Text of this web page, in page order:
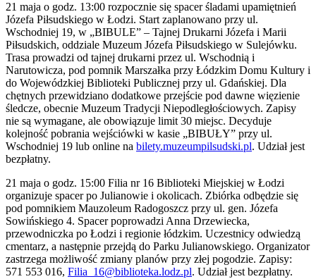
21 maja o godz. 13:00 rozpocznie się spacer śladami upamiętnień
Józefa Piłsudskiego w Łodzi. Start zaplanowano przy ul.
Wschodniej 19, w „BIBULE” – Tajnej Drukarni Józefa i Marii
Piłsudskich, oddziale Muzeum Józefa Piłsudskiego w Sulejówku.
Trasa prowadzi od tajnej drukarni przez ul. Wschodnią i
Narutowicza, pod pomnik Marszałka przy Łódzkim Domu Kultury i
do Wojewódzkiej Biblioteki Publicznej przy ul. Gdańskiej. Dla
chętnych przewidziano dodatkowe przejście pod dawne więzienie
śledcze, obecnie Muzeum Tradycji Niepodległościowych. Zapisy
nie są wymagane, ale obowiązuje limit 30 miejsc. Decyduje
kolejność pobrania wejściówki w kasie „BIBUŁY” przy ul.
Wschodniej 19 lub online na bilety.muzeumpilsudski.pl. Udział jest
bezpłatny.
21 maja o godz. 15:00 Filia nr 16 Biblioteki Miejskiej w Łodzi
organizuje spacer po Julianowie i okolicach. Zbiórka odbędzie się
pod pomnikiem Mauzoleum Radogoszcz przy ul. gen. Józefa
Sowińskiego 4. Spacer poprowadzi Anna Drzewiecka,
przewodniczka po Łodzi i regionie łódzkim. Uczestnicy odwiedzą
cmentarz, a następnie przejdą do Parku Julianowskiego. Organizator
zastrzega możliwość zmiany planów przy złej pogodzie. Zapisy:
571 553 016, Filia_16@biblioteka.lodz.pl. Udział jest bezpłatny.